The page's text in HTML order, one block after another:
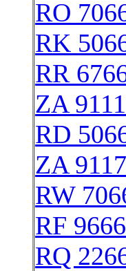
RO
RK
RR
ZA
RD
ZA
RW
RF
RQ